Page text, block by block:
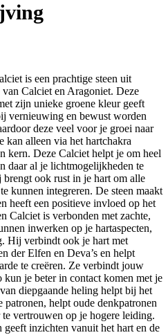
is een prachtige steen uit
Calciet en Aragoniet. Deze
zijn unieke groene kleur geeft
vernieuwing en bewust worden
deze veel voor je groei naar
kan alleen via het hartchakra
kern. Deze Calciet helpt je om heel
daar al je lichtmogelijkheden te
ook rust in je hart om alle
kunnen integreren. De steen maakt
heeft een positieve invloed op het
Calciet is verbonden met zachte,
inwerken op je hartaspecten,
Hij verbindt ook je hart met
der Elfen en Deva’s en helpt
te creëren. Ze verbindt jouw
je beter in contact komen met je
diepgaande heling helpt bij het
patronen, helpt oude denkpatronen
te vertrouwen op je hogere leiding.
geeft inzichten vanuit het hart en de